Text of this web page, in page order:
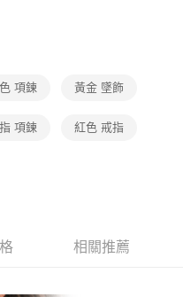
項鍊 黃金 墜飾
項鍊 紅色 戒指
相關推薦